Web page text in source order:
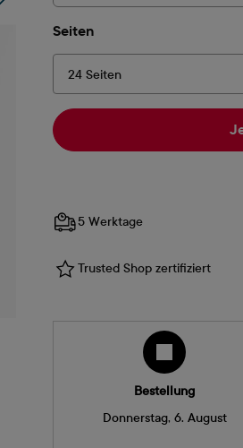
Seitenauswählen
5 Werktage
Trusted Shop zertifiziert
Bestellung
Donnerstag, 6. August